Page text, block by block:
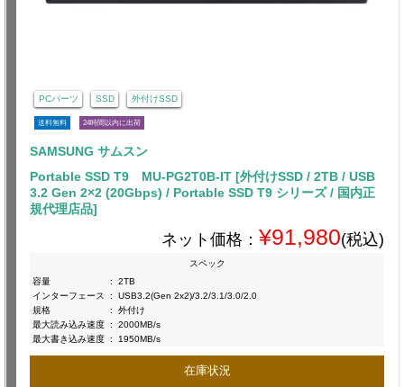
PCパーツ SSD 外付けSSD
送料無料 24時間以内に出荷
SAMSUNG サムスン
Portable SSD T9 MU-PG2T0B-IT [外付けSSD / 2TB / USB
3.2 Gen 2×2 (20Gbps) / Portable SSD T9 シリーズ / 国内正
規代理店品]
ネット価格： ¥91,980(税込)
スペック
容量
:
2TB
インターフェース
:
USB3.2(Gen 2x2)/3.2/3.1/3.0/2.0
規格
:
外付け
最大読み込み速度 :
2000MB/s
最大書き込み速度 : 1950MB/s
在庫状況